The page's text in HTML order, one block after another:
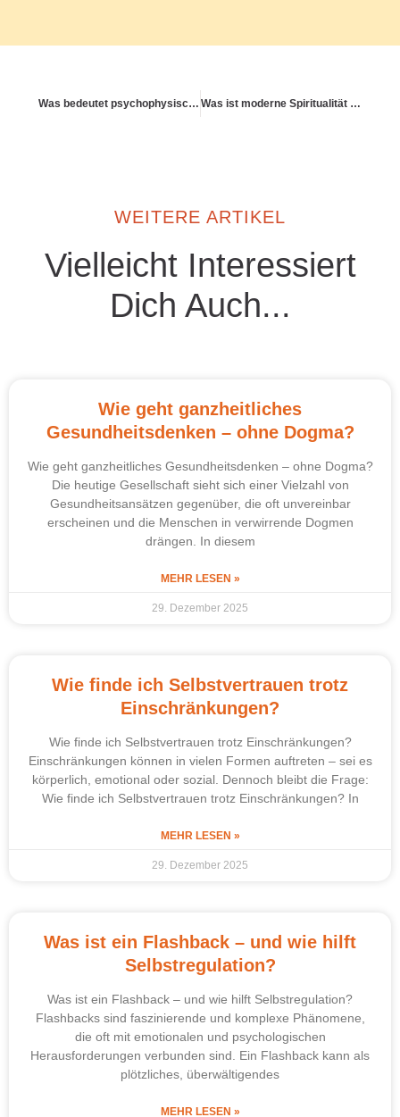
Was bedeutet psychophysische Resilienz? Was ist moderne Spiritualität – und wie wirkt sie gesundheitsfördernd?
WEITERE ARTIKEL
Vielleicht Interessiert
Dich Auch...
Wie geht ganzheitliches
Gesundheitsdenken – ohne Dogma?
Wie geht ganzheitliches Gesundheitsdenken – ohne Dogma?
Die heutige Gesellschaft sieht sich einer Vielzahl von
Gesundheitsansätzen gegenüber, die oft unvereinbar
erscheinen und die Menschen in verwirrende Dogmen
drängen. In diesem
MEHR LESEN »
29. Dezember 2025
Wie finde ich Selbstvertrauen trotz
Einschränkungen?
Wie finde ich Selbstvertrauen trotz Einschränkungen?
Einschränkungen können in vielen Formen auftreten – sei es
körperlich, emotional oder sozial. Dennoch bleibt die Frage:
Wie finde ich Selbstvertrauen trotz Einschränkungen? In
MEHR LESEN »
29. Dezember 2025
Was ist ein Flashback – und wie hilft
Selbstregulation?
Was ist ein Flashback – und wie hilft Selbstregulation?
Flashbacks sind faszinierende und komplexe Phänomene,
die oft mit emotionalen und psychologischen
Herausforderungen verbunden sind. Ein Flashback kann als
plötzliches, überwältigendes
MEHR LESEN »